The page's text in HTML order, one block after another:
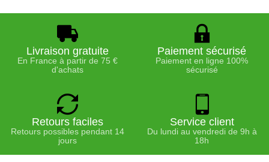
Livraison gratuite
En France à partir de 75 €
d'achats
Paiement sécurisé
Paiement en ligne 100%
sécurisé
Retours faciles
Retours possibles pendant 14
jours
Service client
Du lundi au vendredi de 9h à
18h